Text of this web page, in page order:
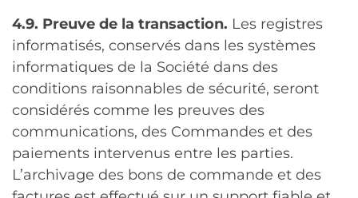
4.9. Preuve de la transaction. Les registres
informatisés, conservés dans les systèmes
informatiques de la Société dans des
conditions raisonnables de sécurité, seront
considérés comme les preuves des
communications, des Commandes et des
paiements intervenus entre les parties.
L’archivage des bons de commande et des